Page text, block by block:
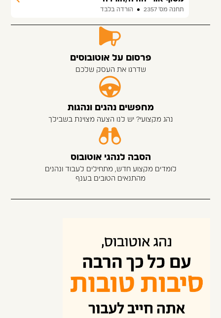
תחנה מס׳ 2357 הורדה בלבד
פרסום על אוטובוסים
שדרגו את העסק שלכם
מחפשים נהגים ונהגות
נהג מקצועי? יש לנו הצעה מצוינת בשבילך
הסבה לנהגי אוטובוס
לומדים מקצוע חדש, מתחילים לעבוד ונהנים
מהתנאים הטובים בענף